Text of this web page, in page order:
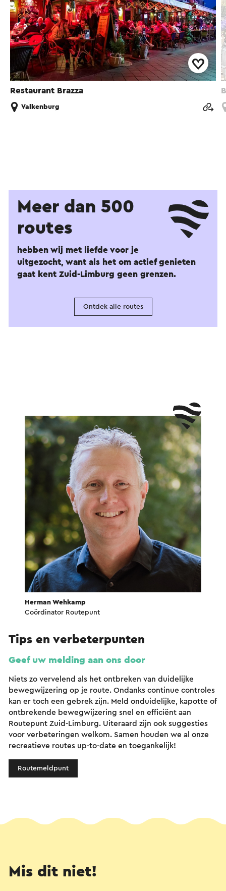
Restaurant Brazza
Valkenburg
Meer dan 500
routes
hebben wij met liefde voor je
uitgezocht, want als het om actief genieten
gaat kent Zuid-Limburg geen grenzen.
Ontdek alle routes
Herman Wehkamp
Coördinator Routepunt
Tips en verbeterpunten
Geef uw melding aan ons door
Niets zo vervelend als het ontbreken van duidelijke
bewegwijzering op je route. Ondanks continue controles
kan er toch een gebrek zijn. Meld onduidelijke, kapotte of
ontbrekende bewegwijzering snel en efficiënt aan
Routepunt Zuid-Limburg. Uiteraard zijn ook suggesties
voor verbeteringen welkom. Samen houden we al onze
recreatieve routes up-to-date en toegankelijk!
Routemeldpunt
Mis dit niet!